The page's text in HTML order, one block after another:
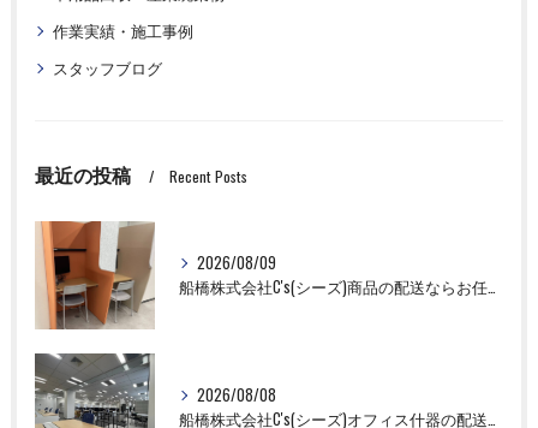
作業実績・施工事例
スタッフブログ
最近の投稿 Recent Posts
2026/08/09
船橋株式会社C's(シーズ)商品の配送ならお任せください！
2026/08/08